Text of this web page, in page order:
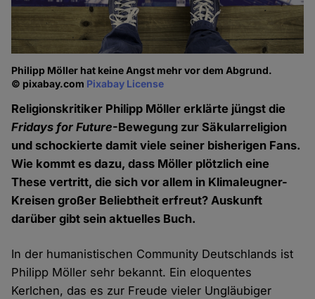
Philipp Möller hat keine Angst mehr vor dem Abgrund.
© pixabay.com Pixabay License
Religionskritiker Philipp Möller erklärte jüngst die
Fridays for Future-Bewegung zur Säkularreligion
und schockierte damit viele seiner bisherigen Fans.
Wie kommt es dazu, dass Möller plötzlich eine
These vertritt, die sich vor allem in Klimaleugner-
Kreisen großer Beliebtheit erfreut? Auskunft
darüber gibt sein aktuelles Buch.
In der humanistischen Community Deutschlands ist
Philipp Möller sehr bekannt. Ein eloquentes
Kerlchen, das es zur Freude vieler Ungläubiger